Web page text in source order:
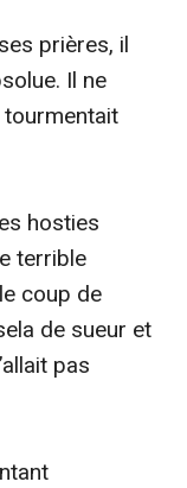
prières, il
Il ne
tourmentait
hosties
terrible
coup de
de sueur et
pas